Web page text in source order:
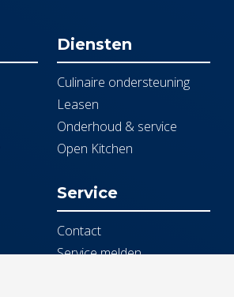
Diensten
Culinaire ondersteuning
Leasen
Onderhoud & service
Open Kitchen
Service
Contact
Service melden